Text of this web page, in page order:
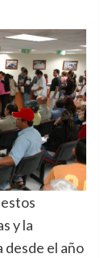
y la
desde el año